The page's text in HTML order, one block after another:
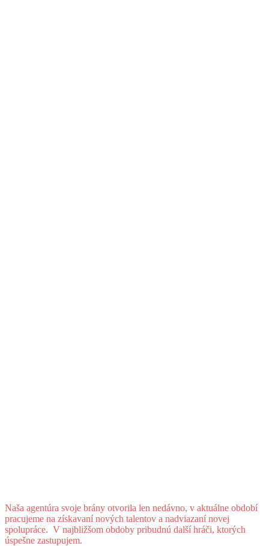
Naša agentúra svoje brány otvorila len nedávno, v aktuálne období
pracujeme na získavaní nových talentov a nadviazaní novej
spolupráce. V najbližšom obdoby pribudnú další hráči, ktorých
úspešne zastupujem.